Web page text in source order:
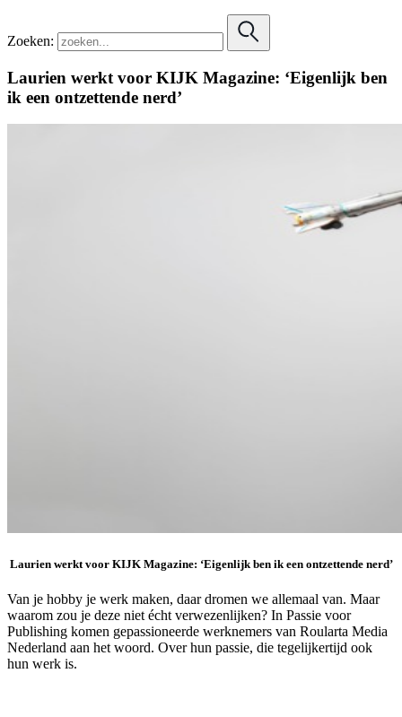
Zoeken:
Laurien werkt voor KIJK Magazine: ‘Eigenlijk ben
ik een ontzettende nerd’
Laurien werkt voor KIJK Magazine: ‘Eigenlijk ben ik een ontzettende nerd’
Van je hobby je werk maken, daar dromen we allemaal van. Maar
waarom zou je deze niet écht verwezenlijken? In Passie voor
Publishing komen gepassioneerde werknemers van Roularta Media
Nederland aan het woord. Over hun passie, die tegelijkertijd ook
hun werk is.